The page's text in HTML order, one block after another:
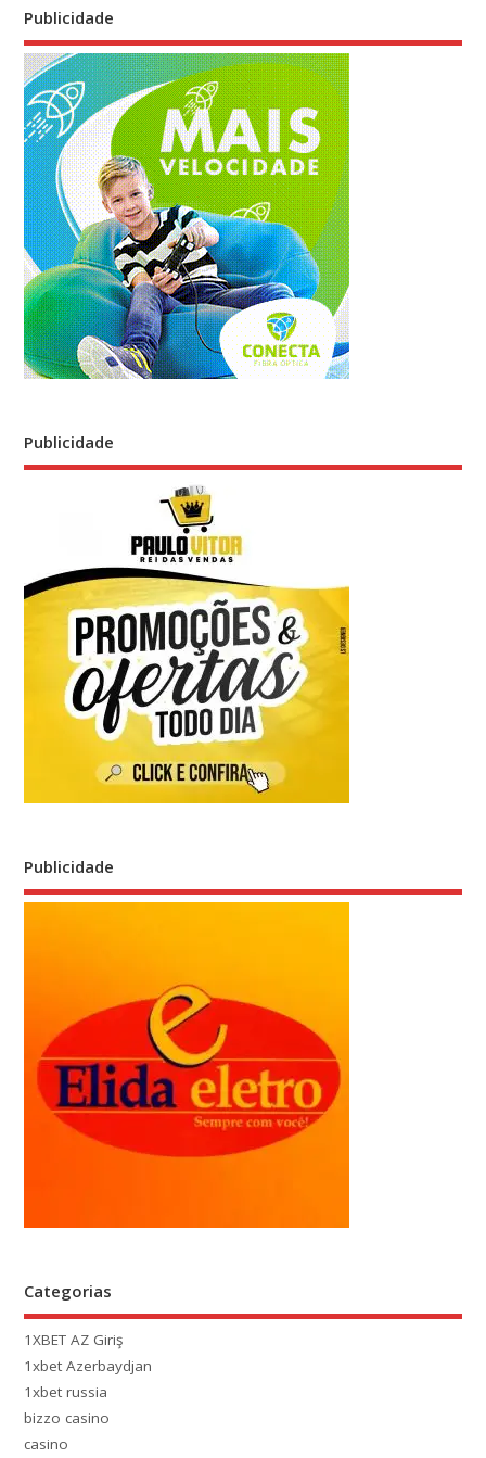
Publicidade
Publicidade
Publicidade
Categorias
1XBET AZ Giriş
1xbet Azerbaydjan
1xbet russia
bizzo casino
casino